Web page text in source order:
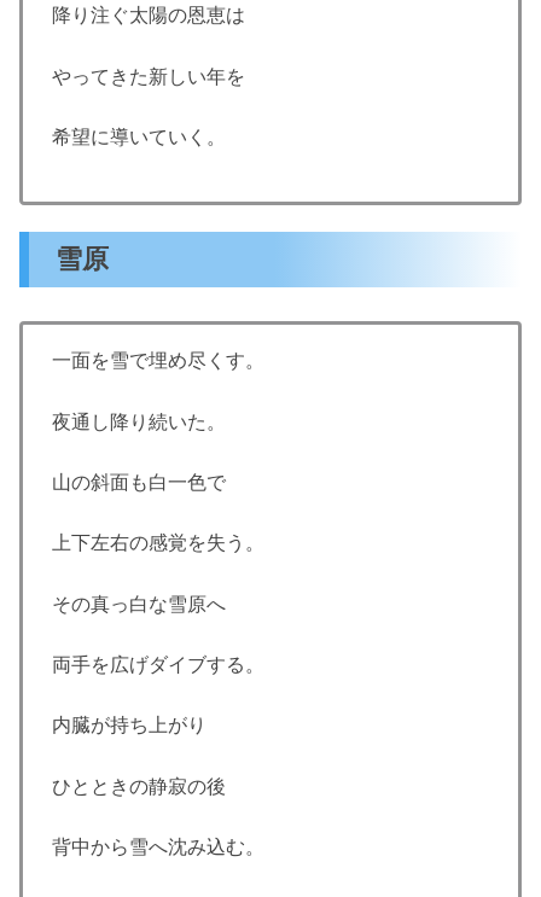
降り注ぐ太陽の恩恵は
やってきた新しい年を
希望に導いていく。
雪原
一面を雪で埋め尽くす。
夜通し降り続いた。
山の斜面も白一色で
上下左右の感覚を失う。
その真っ白な雪原へ
両手を広げダイブする。
内臓が持ち上がり
ひとときの静寂の後
背中から雪へ沈み込む。